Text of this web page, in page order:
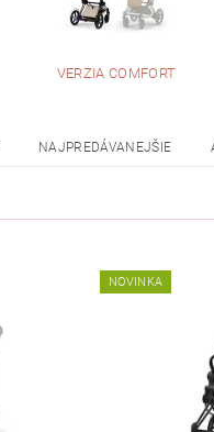
VERZIA COMFORT
NAJPREDÁVANEJŠIE
NOVINKA